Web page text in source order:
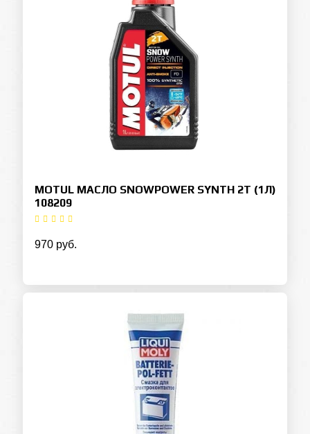
MOTUL МАСЛО SNOWPOWER SYNTH 2T (1Л)
108209
970 руб.